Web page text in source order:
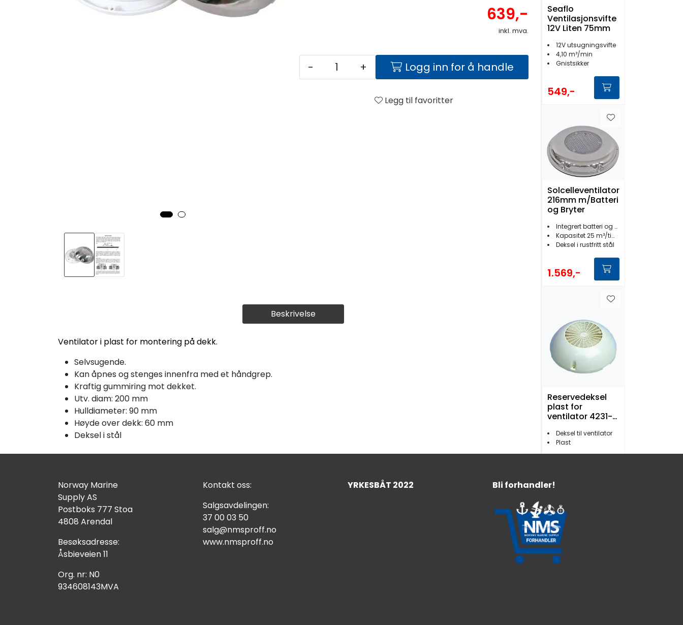
Beskrivelse
Ventilator i plast for montering på dekk.
Selvsugende.
Kan åpnes og stenges innenfra med et håndgrep.
Kraftig gummiring mot dekket.
Utv. diam: 200 mm
Hulldiameter: 90 mm
Høyde over dekk: 60 mm
Deksel i stål
639,-
inkl. mva.
- + Logg inn for å handle
Legg til favoritter
Seaflo
Ventilasjonsvifte
12V Liten 75mm
12V utsugningsvifte
4,10 m³/min
Gnistsikker
549,-
Solcelleventilator
216mm m/Batteri
og Bryter
Integrert batteri og bryter
Kapasitet 25 m³/time
Deksel i rustfritt stål
1.569,-
Reservedeksel
plast for
ventilator 4231-
Deksel til ventilator
Plast
Norway Marine
Supply AS
Postboks 777 Stoa
4808 Arendal
Besøksadresse:
Åsbieveien 11
Org. nr: N0
934608143MVA
Kontakt oss:
Salgsavdelingen:
37 00 03 50
salg@nmsproff.no
www.nmsproff.no
YRKESBÅT 2022 Bli forhandler!